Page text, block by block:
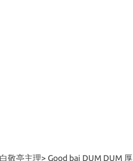
白敬亭主理> Good bai DUM DUM 厚